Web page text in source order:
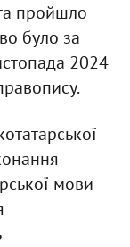
пройшло
було за
2024
мови